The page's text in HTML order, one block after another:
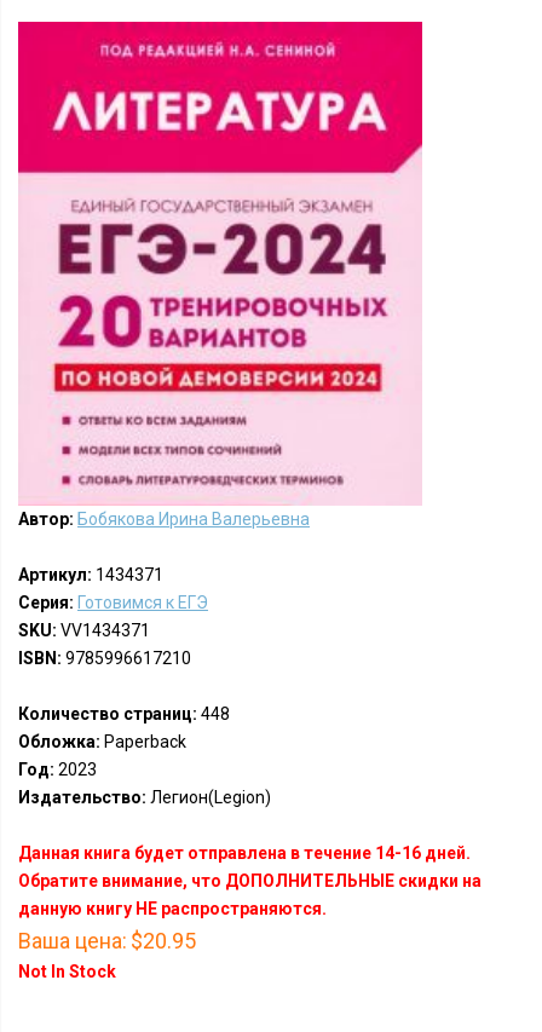
Автор: Бобякова Ирина Валерьевна
Артикул: 1434371
Серия: Готовимся к ЕГЭ
SKU: VV1434371
ISBN: 9785996617210
Количество страниц: 448
Обложка: Paperback
Год: 2023
Издательство: Легион(Legion)
Данная книга будет отправлена в течение 14-16 дней.
Обратите внимание, что ДОПОЛНИТЕЛЬНЫЕ скидки на
данную книгу НЕ распространяются.
Ваша цена: $20.95
Not In Stock